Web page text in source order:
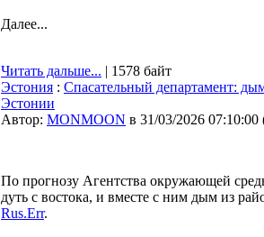
Далее...
Читать дальше... | 1578 байт
Эстония : Спасательный департамент:
Эстонии
Автор: MONMOON в 31/03/2026 07:10:00
По прогнозу Агентства окружающей
дуть с востока, и вместе с ним дым из
Rus.Err.